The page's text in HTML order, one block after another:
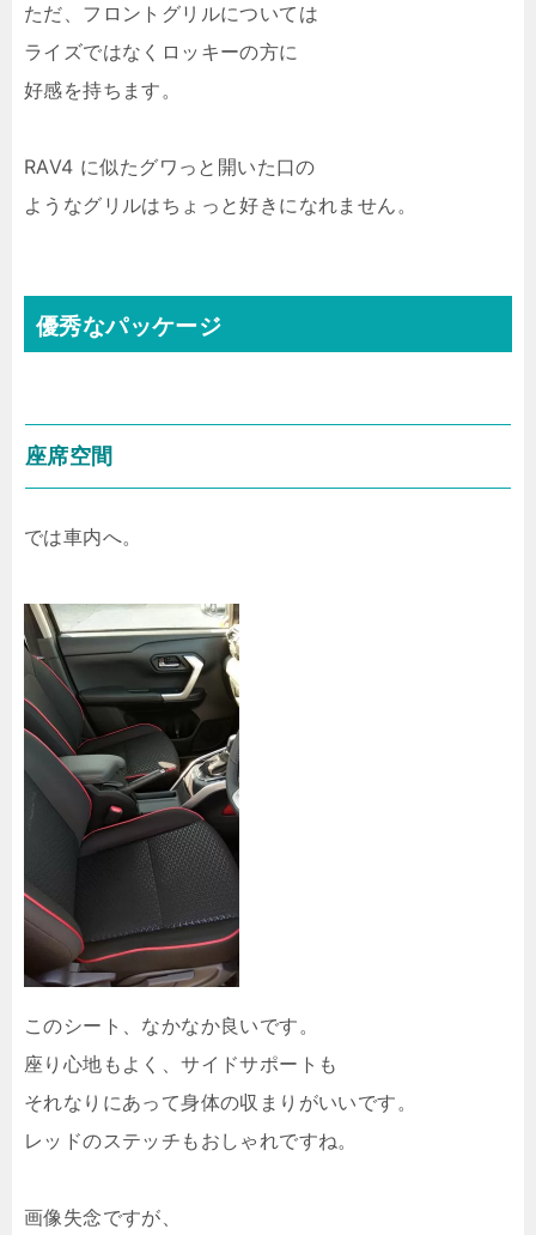
ただ、フロントグリルについては
ライズではなくロッキーの方に
好感を持ちます。
RAV4 に似たグワっと開いた口の
ようなグリルはちょっと好きになれません。
優秀なパッケージ
座席空間
では車内へ。
このシート、なかなか良いです。
座り心地もよく、サイドサポートも
それなりにあって身体の収まりがいいです。
レッドのステッチもおしゃれですね。
画像失念ですが、